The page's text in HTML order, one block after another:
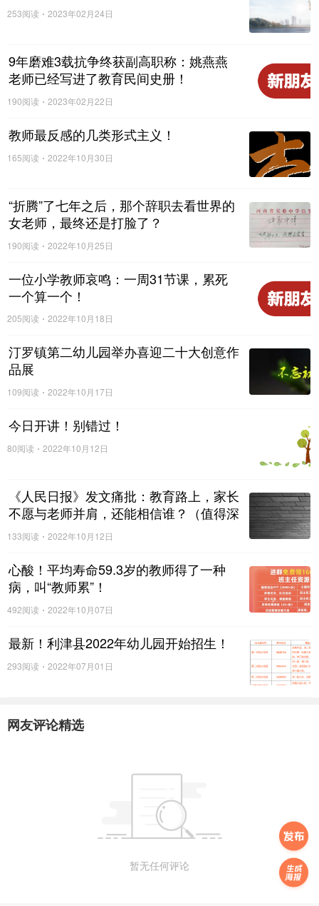
姚燕燕老师是举国职称维权最彻底并最终如愿的第一人，她
了当地职称评选乱象，她的事迹已经写入了教育的民间史
册！——
不管你信不信，只要职称制度还存在，只要职称评选不公仍
存在，历史就不会忘记河南省焦作市第十七中学的姚燕燕老
师！
3
教师为什么要评职称？
职称就是身价，就是待遇。
当然，也有些人对晋升职称嗤之以鼻，那是人家家里有矿，
教师晋升职称，按照目前多数地区的规定，初级很简单，可
以直接定级，中级会有名额限制，但终归难度也不是很大。
的天花板。
说很不容易，是有原因的，因为对有些人容易，对绝大多数
到底对哪些人容易，老丁在此不费文字了，老教师们都心知
肚明。
4
老丁我一直很关注姚燕燕老师的职称，曾经在她的抗争过程
姚燕燕老师终于获评副高职称后，有朋友发信息给我，提出
了一个问题—
我回复朋友——
抗争要比沉默好！但抗争需要大智慧！
253阅读 2023年02月24日
9年磨难3载抗争终获副高职称：姚燕燕
老师已经写进了教育民间史册！
190阅读 2023年02月22日
教师最反感的几类形式主义！
165阅读 2022年10月30日
“折腾”了七年之后，那个辞职去看世界的
女老师，最终还是打脸了？
190阅读 2022年10月25日
一位小学教师哀鸣：一周31节课，累死
一个算一个！
205阅读 2022年10月18日
汀罗镇第二幼儿园举办喜迎二十大创意作
品展
109阅读 2022年10月17日
今日开讲！别错过！
80阅读 2022年10月12日
《人民日报》发文痛批：教育路上，家长
不愿与老师并肩，还能相信谁？（值得深
思）
133阅读 2022年10月12日
心酸！平均寿命59.3岁的教师得了一种
病，叫“教师累”！
492阅读 2022年10月07日
最新！利津县2022年幼儿园开始招生！
293阅读 2022年07月01日
网友评论精选
暂无任何评论